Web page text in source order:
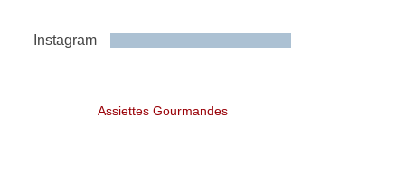
Instagram
Assiettes Gourmandes